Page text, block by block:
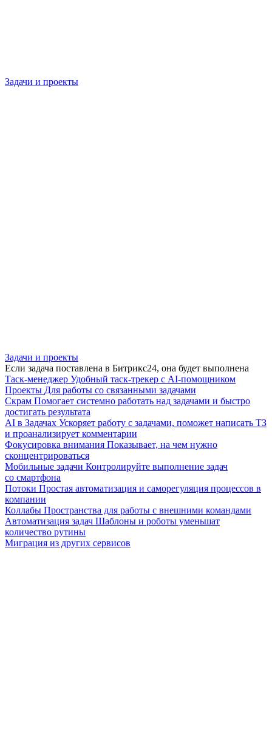
Задачи и проекты
Задачи и проекты
Если задача поставлена в Битрикс24, она будет выполнена
Таск-менеджер Удобный таск-трекер с AI-помощником
Проекты Для работы со связанными задачами
Скрам Помогает системно работать над задачами и быстро
достигать результата
AI в Задачах Ускоряет работу с задачами, поможет написать ТЗ
и проанализирует комментарии
Фокусировка внимания Показывает, на чем нужно
сконцентрироваться
Мобильные задачи Контролируйте выполнение задач
со смартфона
Потоки Простая автоматизация и саморегуляция процессов в
компании
Коллабы Пространства для работы с внешними командами
Автоматизация задач Шаблоны и роботы уменьшат
количество рутины
Миграция из других сервисов